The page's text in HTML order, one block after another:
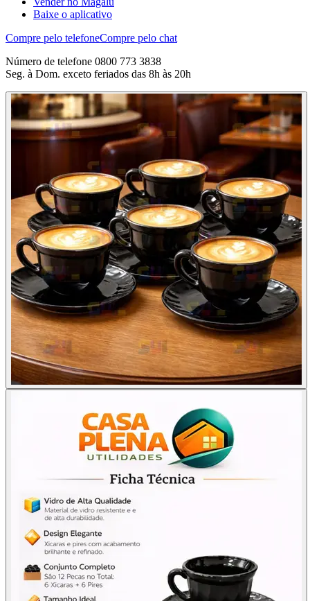
Baixe o aplicativo
Compre pelo telefoneCompre pelo chat
Número de telefone 0800 773 3838
Seg. à Dom. exceto feriados das 8h às 20h